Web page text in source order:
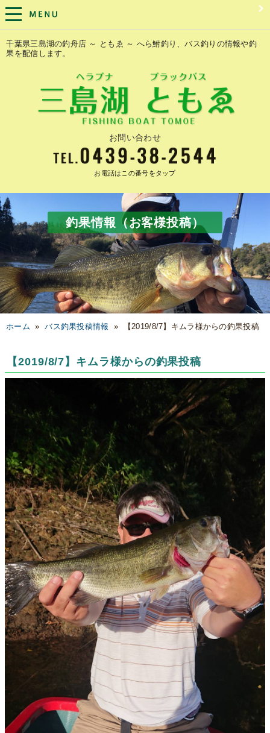
千葉県三島湖の釣舟店 ～ ともゑ ～ へら鮒釣り、バス釣りの情報や釣
果を配信します。
お問い合わせ
お電話はこの番号をタップ
釣果情報（お客様投稿）
ホーム »バス釣果投稿情報 » 【2019/8/7】キムラ様からの釣果投稿
【2019/8/7】キムラ様からの釣果投稿